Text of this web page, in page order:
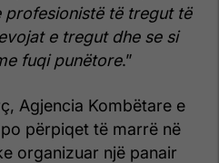
profesionistë të tregut të
e tregut dhe se si
fuqi punëtore.”
Agjencia Kombëtare e
përpiqet të marrë në
organizuar një panair